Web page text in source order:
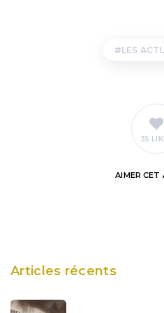
LES
35
AIMER CET
Articles récents